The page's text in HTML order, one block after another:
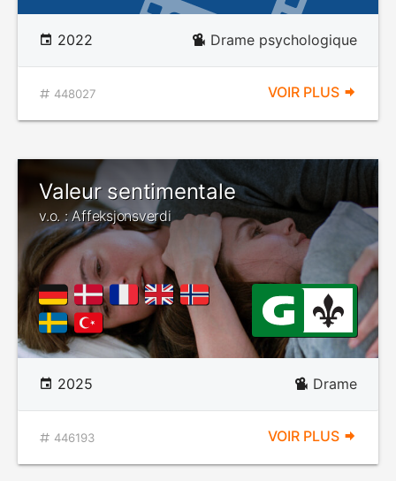
2022 Drame psychologique
448027 VOIR PLUS
Valeur sentimentale
v.o. : Affeksjonsverdi
2025 Drame
446193 VOIR PLUS